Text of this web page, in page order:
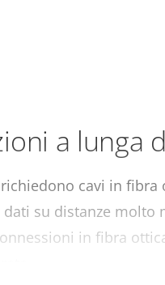
a lunga
cavi in
su distanze molto
in fibra